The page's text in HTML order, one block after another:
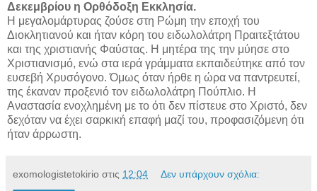
Δεκεμβρίου η Ορθόδοξη Εκκλησία.
Η μεγαλομάρτυρας ζούσε στη Ρώμη την εποχή του
Διοκλητιανού και ήταν κόρη του ειδωλολάτρη Πραιτεξτάτου
και της χριστιανής Φαύστας. Η μητέρα της την μύησε στο
Χριστιανισμό, ενώ στα ιερά γράμματα εκπαιδεύτηκε από τον
ευσεβή Χρυσόγονο. Όμως όταν ήρθε η ώρα να παντρευτεί,
της έκαναν προξενιό τον ειδωλολάτρη Πούπλιο. Η
Αναστασία ενοχλημένη με το ότι δεν πίστευε στο Χριστό, δεν
δεχόταν να έχει σαρκική επαφή μαζί του, προφασιζόμενη ότι
ήταν άρρωστη.
exomologistetokirio στις 12:04 Δεν υπάρχουν σχόλια: